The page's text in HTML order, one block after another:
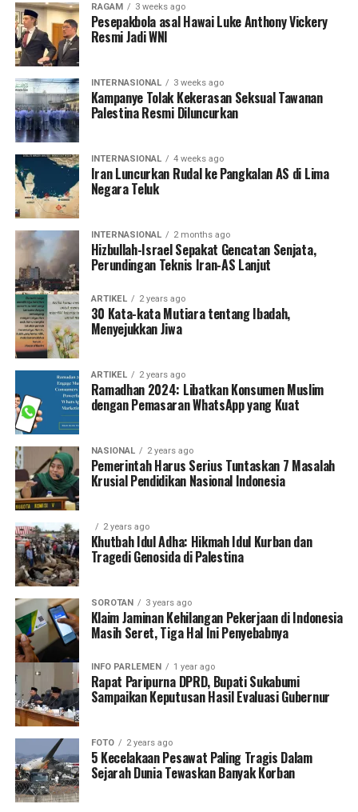
RAGAM 3 weeks ago
Pesepakbola asal Hawai Luke Anthony Vickery
Resmi Jadi WNI
INTERNASIONAL 3 weeks ago
Kampanye Tolak Kekerasan Seksual Tawanan
Palestina Resmi Diluncurkan
INTERNASIONAL 4 weeks ago
Iran Luncurkan Rudal ke Pangkalan AS di Lima
Negara Teluk
INTERNASIONAL 2 months ago
Hizbullah-Israel Sepakat Gencatan Senjata,
Perundingan Teknis Iran-AS Lanjut
ARTIKEL 2 years ago
30 Kata-kata Mutiara tentang Ibadah,
Menyejukkan Jiwa
ARTIKEL 2 years ago
Ramadhan 2024: Libatkan Konsumen Muslim
dengan Pemasaran WhatsApp yang Kuat
NASIONAL 2 years ago
Pemerintah Harus Serius Tuntaskan 7 Masalah
Krusial Pendidikan Nasional Indonesia
2 years ago
Khutbah Idul Adha: Hikmah Idul Kurban dan
Tragedi Genosida di Palestina
SOROTAN 3 years ago
Klaim Jaminan Kehilangan Pekerjaan di Indonesia
Masih Seret, Tiga Hal Ini Penyebabnya
INFO PARLEMEN 1 year ago
Rapat Paripurna DPRD, Bupati Sukabumi
Sampaikan Keputusan Hasil Evaluasi Gubernur
FOTO 2 years ago
5 Kecelakaan Pesawat Paling Tragis Dalam
Sejarah Dunia Tewaskan Banyak Korban